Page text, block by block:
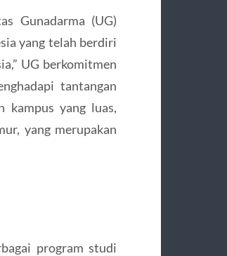
Gunadarma (UG)
yang telah berdiri
UG berkomitmen
tantangan
kampus yang luas,
yang merupakan
program studi